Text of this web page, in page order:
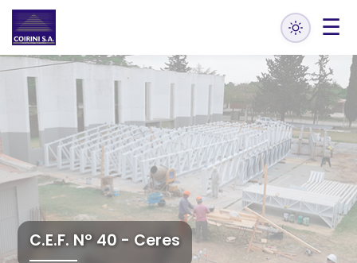
☰
C.E.F. Nº 40 - Ceres